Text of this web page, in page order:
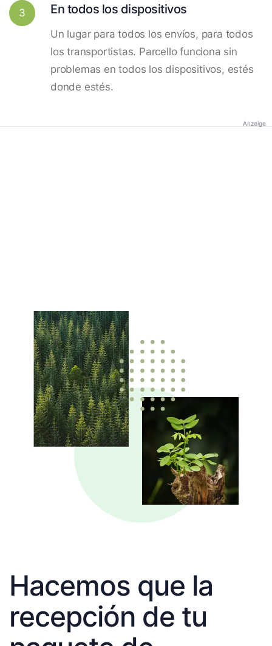
3 En todos los dispositivos
Un lugar para todos los envíos, para todos
los transportistas. Parcello funciona sin
problemas en todos los dispositivos, estés
donde estés.
Anzeige
Hacemos que la
recepción de tu